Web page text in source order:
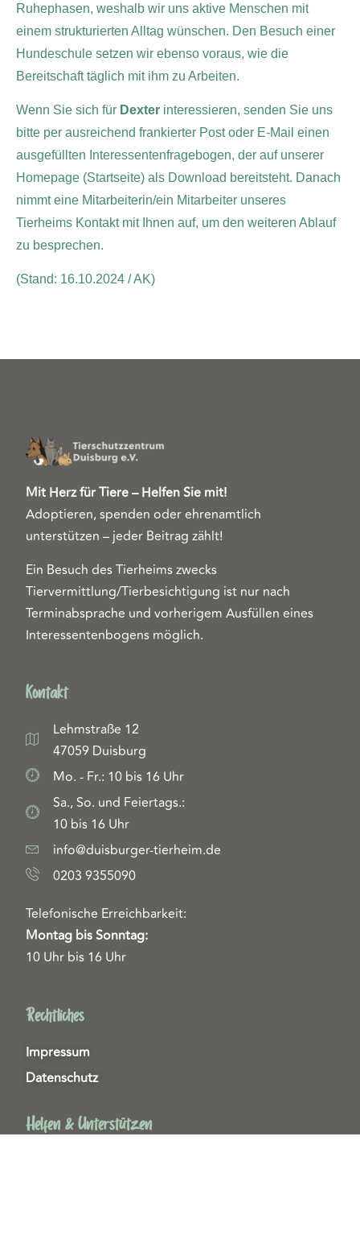
Ruhephasen, weshalb wir uns aktive Menschen mit
einem strukturierten Alltag wünschen. Den Besuch einer
Hundeschule setzen wir ebenso voraus, wie die
Bereitschaft täglich mit ihm zu Arbeiten.
Wenn Sie sich für Dexter interessieren, senden Sie uns
bitte per ausreichend frankierter Post oder E-Mail einen
ausgefüllten Interessentenfragebogen, der auf unserer
Homepage (Startseite) als Download bereitsteht. Danach
nimmt eine Mitarbeiterin/ein Mitarbeiter unseres
Tierheims Kontakt mit Ihnen auf, um den weiteren Ablauf
zu besprechen.
(Stand: 16.10.2024 / AK)
Mit Herz für Tiere – Helfen Sie mit!
Adoptieren, spenden oder ehrenamtlich
unterstützen – jeder Beitrag zählt!
Ein Besuch des Tierheims zwecks
Tiervermittlung/Tierbesichtigung ist nur nach
Terminabsprache und vorherigem Ausfüllen eines
Interessentenbogens möglich.
Kontakt
Lehmstraße 12
47059 Duisburg
Mo. - Fr.: 10 bis 16 Uhr
Sa., So. und Feiertags.:
10 bis 16 Uhr
info@duisburger-tierheim.de
0203 9355090
Telefonische Erreichbarkeit:
Montag bis Sonntag:
10 Uhr bis 16 Uhr
Rechtliches
Impressum
Datenschutz
Helfen & Unterstützen